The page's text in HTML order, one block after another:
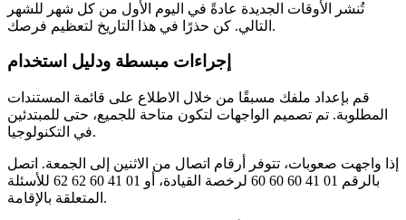
تُنشر الأوقات الجديدة عادةً في اليوم الأول من كل شهر للشهر
التالي. كن حذرًا في هذا التاريخ لتعظيم فرصك.
إجراءات مبسطة ودليل استخدام
قم بإعداد ملفك مسبقًا من خلال الاطلاع على قائمة المستندات
المطلوبة. تم تصميم الواجهات لتكون متاحة للجميع، حتى للمبتدئين
في التكنولوجيا.
إذا واجهت صعوبات، تتوفر أرقام اتصال من الاثنين إلى الجمعة. اتصل
بالرقم 01 41 60 60 60 لرخصة القيادة، أو 01 41 60 62 62 للأسئلة
المتعلقة بالإقامة.